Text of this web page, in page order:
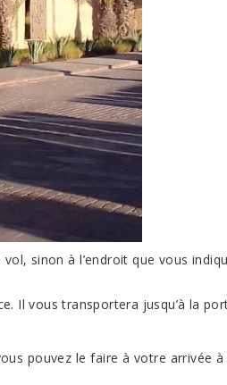
sinon à l’endroit que vous
Il vous transportera jusqu’à la
pouvez le faire à votre arrivée